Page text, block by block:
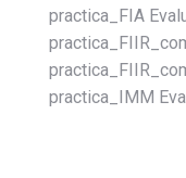
practica_FIA
practica_IMM